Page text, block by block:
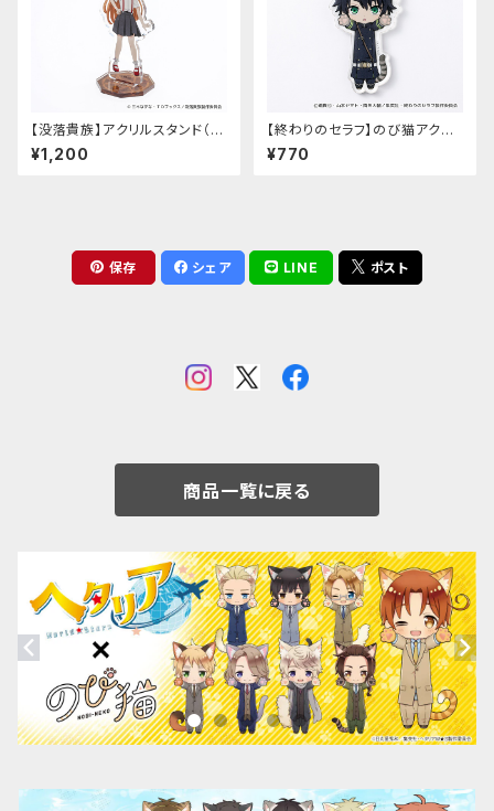
【没落貴族】アクリルスタンド（少
女ラードーン）
¥1,200
【終わりのセラフ】のび猫アクリ
ルキーホルダー（百夜優一郎）
¥770
保存 シェア LINE ポスト
商品一覧に戻る